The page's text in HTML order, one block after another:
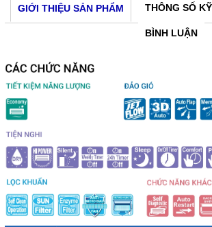
GIỚI THIỆU SẢN PHẨM THÔNG SỐ
BÌNH LUẬN